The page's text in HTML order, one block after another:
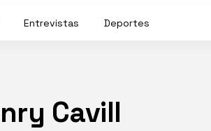
Entrevistas Deportes
Cavill